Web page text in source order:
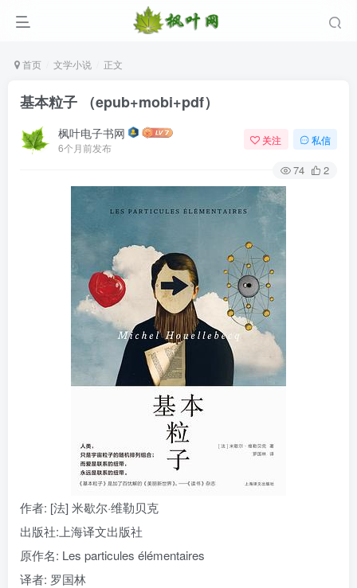
首页 文学小说 正文
基本粒子 （epub+mobi+pdf）
枫叶电子书网
6个月前发布
关注 私信
74 2
作者: [法] 米歇尔·维勒贝克
出版社: 上海译文出版社
原作名: Les particules élémentaires
译者: 罗国林
登录
没有账号？立即注册
用户名/手机号/邮箱
记住登录 找回密码|免密登录
登录
社交账号登录